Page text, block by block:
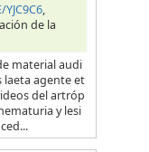
,
de la
material audi
laeta agente et
del artróp
y lesi